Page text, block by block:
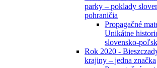
parky – poklady
pohraničia
Propagačné
Unikátne
slovensko-
Rok 2020 -
krajiny – jedna značka